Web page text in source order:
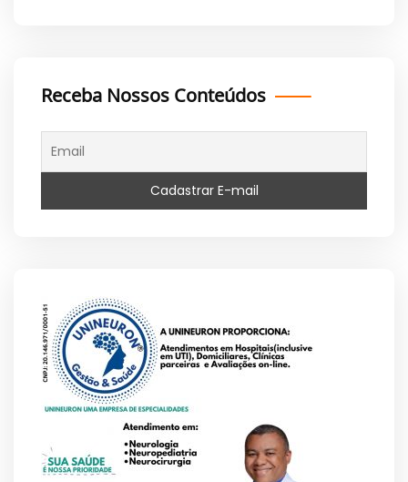
Receba Nossos Conteúdos